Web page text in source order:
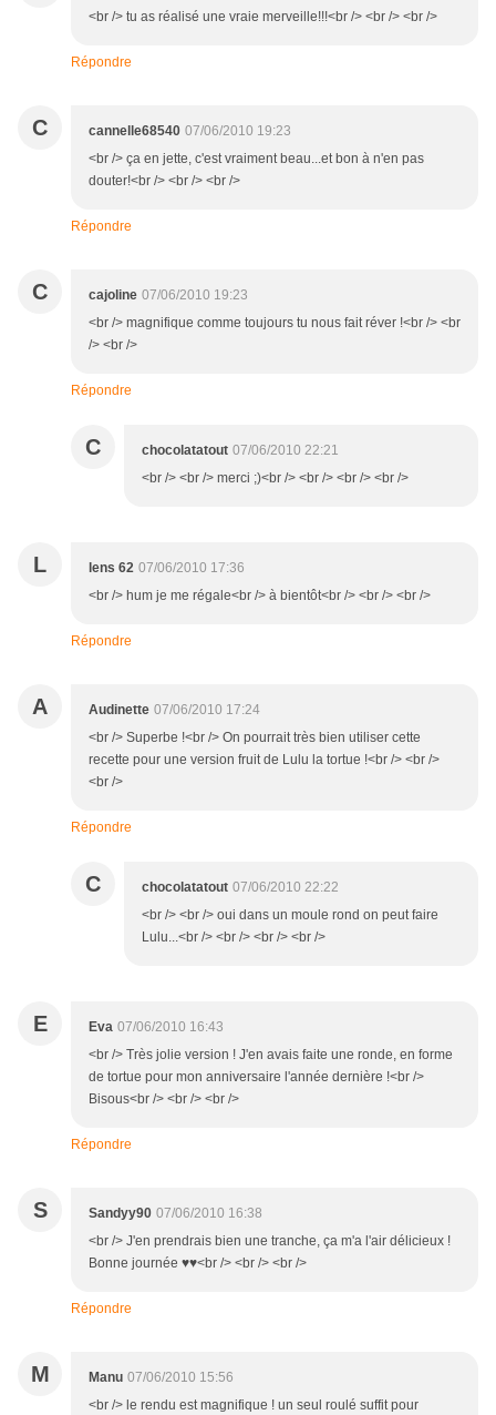
<br /> tu as réalisé une vraie merveille!!!<br /> <br /> <br />
Répondre
C cannelle68540 07/06/2010 19:23
<br /> ça en jette, c'est vraiment beau...et bon à n'en pas
douter!<br /> <br /> <br />
Répondre
C cajoline 07/06/2010 19:23
<br /> magnifique comme toujours tu nous fait réver !<br /> <br
/> <br />
Répondre
C chocolatatout 07/06/2010 22:21
<br /> <br /> merci ;)<br /> <br /> <br /> <br />
L lens 62 07/06/2010 17:36
<br /> hum je me régale<br /> à bientôt<br /> <br /> <br />
Répondre
A Audinette 07/06/2010 17:24
<br /> Superbe !<br /> On pourrait très bien utiliser cette
recette pour une version fruit de Lulu la tortue !<br /> <br />
<br />
Répondre
C chocolatatout 07/06/2010 22:22
<br /> <br /> oui dans un moule rond on peut faire
Lulu...<br /> <br /> <br /> <br />
E Eva 07/06/2010 16:43
<br /> Très jolie version ! J'en avais faite une ronde, en forme
de tortue pour mon anniversaire l'année dernière !<br />
Bisous<br /> <br /> <br />
Répondre
S Sandyy90 07/06/2010 16:38
<br /> J'en prendrais bien une tranche, ça m'a l'air délicieux !
Bonne journée ♥♥<br /> <br /> <br />
Répondre
M Manu 07/06/2010 15:56
<br /> le rendu est magnifique ! un seul roulé suffit pour